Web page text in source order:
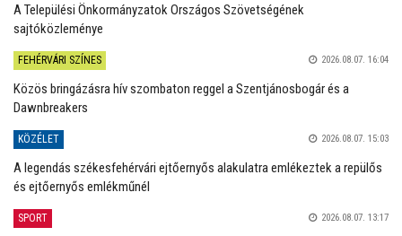
A Települési Önkormányzatok Országos Szövetségének
sajtóközleménye
FEHÉRVÁRI SZÍNES 2026.08.07. 16:04
Közös bringázásra hív szombaton reggel a Szentjánosbogár és a
Dawnbreakers
KÖZÉLET 2026.08.07. 15:03
A legendás székesfehérvári ejtőernyős alakulatra emlékeztek a repülős
és ejtőernyős emlékműnél
SPORT 2026.08.07. 13:17